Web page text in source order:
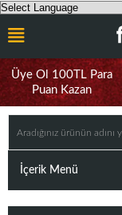
Üye Ol 100TL Para
Puan Kazan
İçerik Menü